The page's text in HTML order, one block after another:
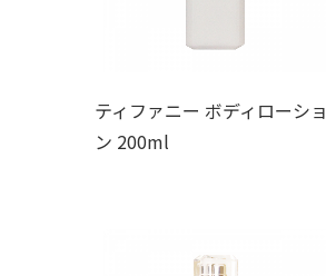
ティファニー ボディローショ
ン 200ml